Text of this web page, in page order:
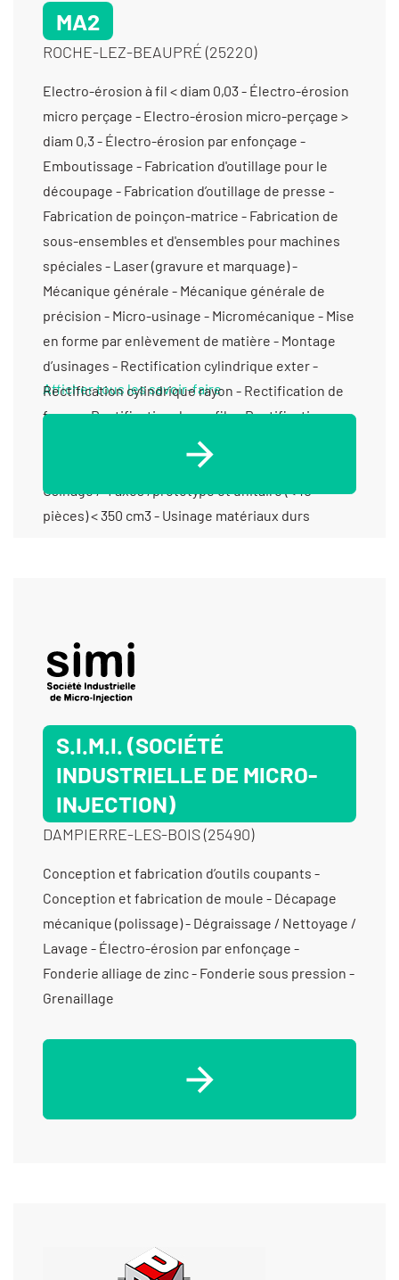
MA2
ROCHE-LEZ-BEAUPRÉ (25220)
Electro-érosion à fil < diam 0,03 - Électro-érosion
micro perçage - Electro-érosion micro-perçage >
diam 0,3 - Électro-érosion par enfonçage -
Emboutissage - Fabrication d'outillage pour le
découpage - Fabrication d’outillage de presse -
Fabrication de poinçon-matrice - Fabrication de
sous-ensembles et d'ensembles pour machines
spéciales - Laser (gravure et marquage) -
Mécanique générale - Mécanique générale de
précision - Micro-usinage - Micromécanique - Mise
en forme par enlèvement de matière - Montage
d’usinages - Rectification cylindrique exter -
Rectification cylindrique rayon - Rectification de
forme - Rectification de profils - Rectification
plane - Tournage 4 axes - Usinage / 3 axes
/prototype et unitaire (< 10 pièces) < 350 cm3 -
Usinage / 4 axes /prototype et unitaire (< 10
pièces) < 350 cm3 - Usinage matériaux durs
Afficher tous les savoir-faire
S.I.M.I. (SOCIÉTÉ
INDUSTRIELLE DE MICRO-
INJECTION)
DAMPIERRE-LES-BOIS (25490)
Conception et fabrication d’outils coupants -
Conception et fabrication de moule - Décapage
mécanique (polissage) - Dégraissage / Nettoyage /
Lavage - Électro-érosion par enfonçage -
Fonderie alliage de zinc - Fonderie sous pression -
Grenaillage